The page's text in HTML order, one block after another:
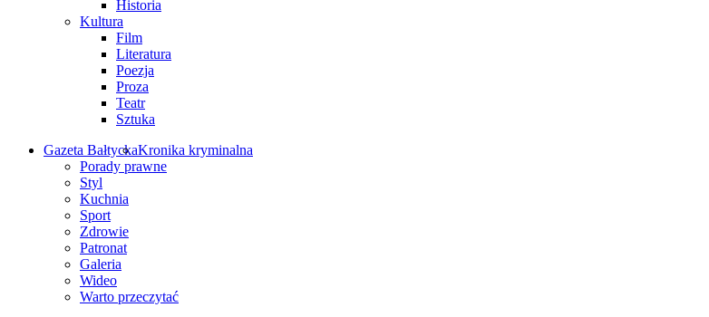
Historia
Kultura
Film
Literatura
Poezja
Proza
Teatr
Sztuka
Gazeta BałtyckaKronika kryminalna
Porady prawne
Styl
Kuchnia
Sport
Zdrowie
Patronat
Galeria
Wideo
Warto przeczytać